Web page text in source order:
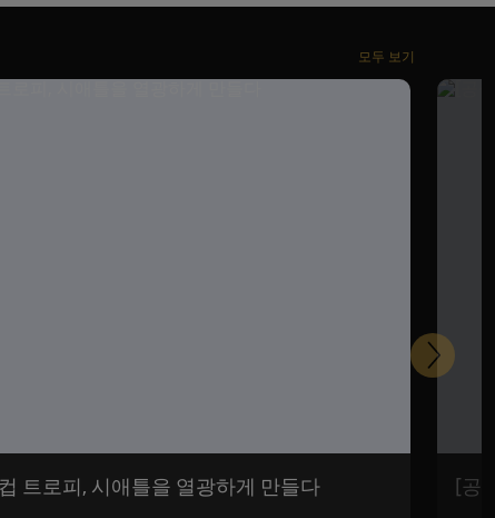
모두 보기
트로피, 시애틀을 열광하게 만들다 [공
다
음